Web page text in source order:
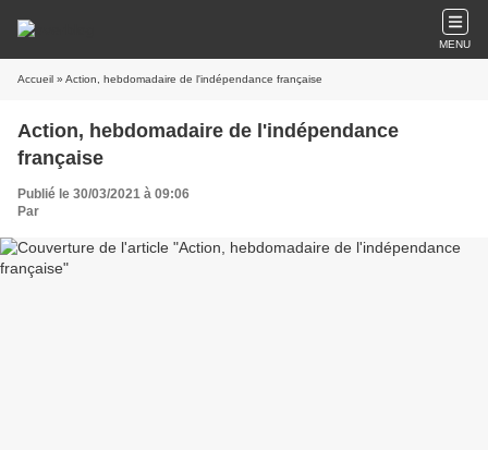
MENU
Accueil » Action, hebdomadaire de l'indépendance française
Action, hebdomadaire de l'indépendance
française
Publié le 30/03/2021 à 09:06
Par